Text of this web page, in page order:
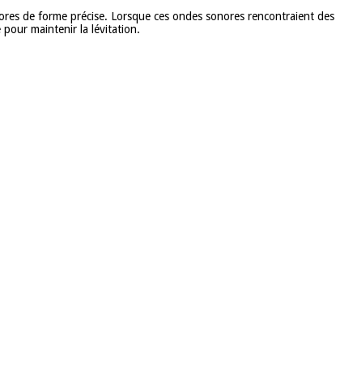
de forme précise. Lorsque ces ondes sonores rencontraient des
pour maintenir la lévitation.